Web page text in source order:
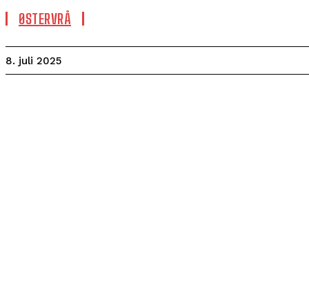
ØSTERVRÅ
8. juli 2025